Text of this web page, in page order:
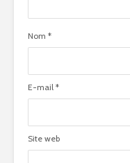
Nom *
E-mail *
Site web